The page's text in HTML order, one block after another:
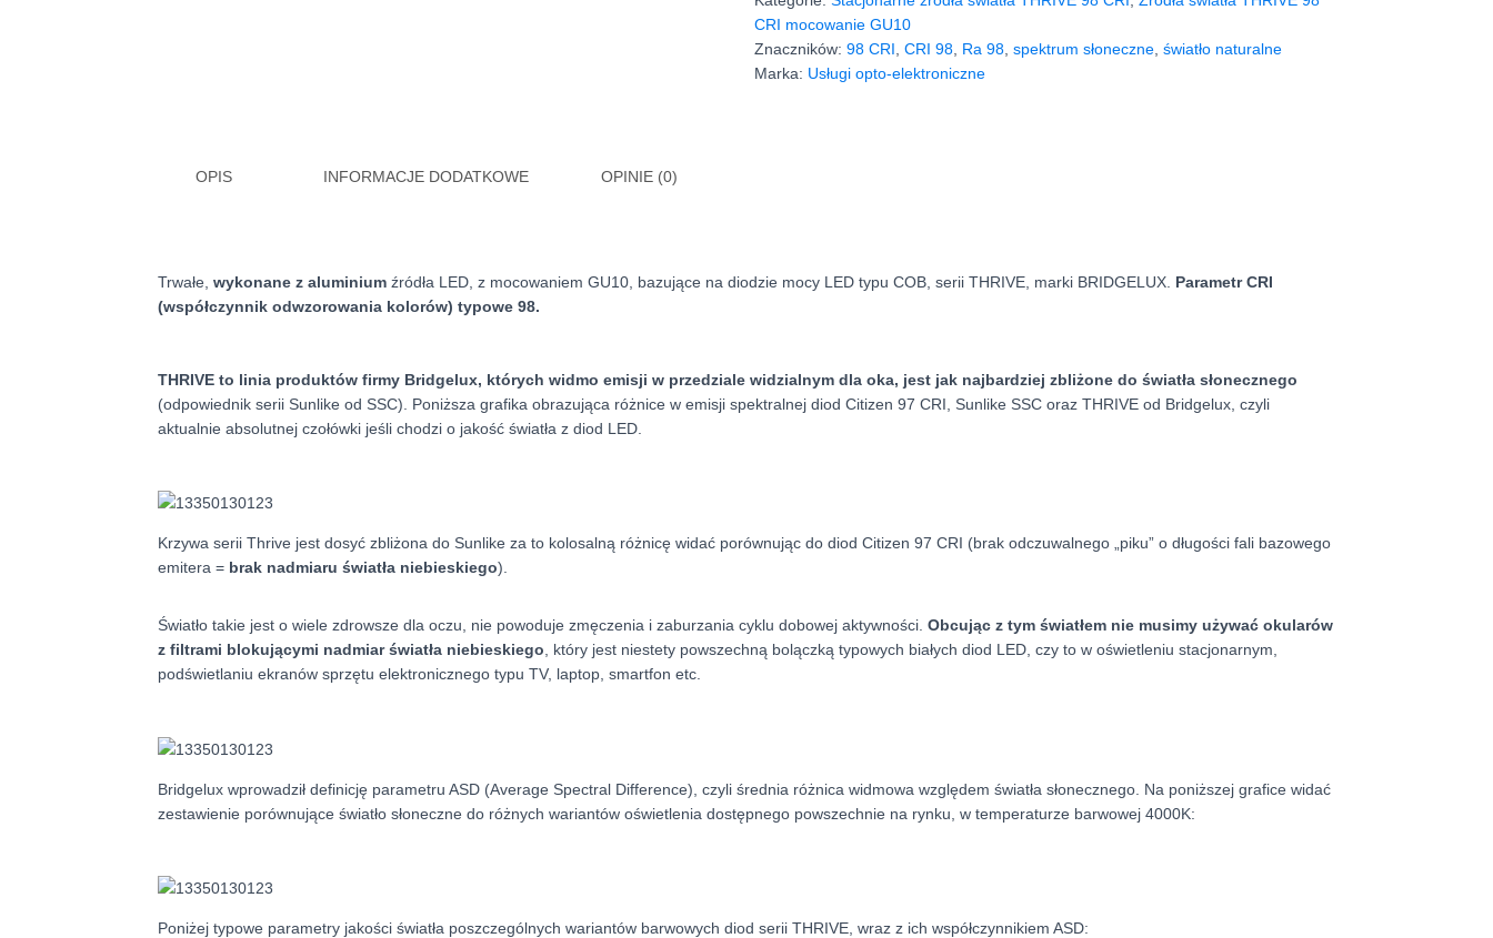
4000K
CRI
98
LED
CRI mocowanie GU10
Znaczników: 98 CRI CRI 98 Ra 98 spektrum słoneczne światło naturalne
Marka: Usługi opto-elektroniczne
OPIS INFORMACJE DODATKOWE OPINIE (0)
Trwałe, wykonane z aluminium źródła LED, z mocowaniem GU10, bazujące na diodzie mocy LED typu COB, serii THRIVE, marki BRIDGELUX. Parametr CRI
(współczynnik odwzorowania kolorów) typowe 98.
THRIVE to linia produktów firmy Bridgelux, których widmo emisji w przedziale widzialnym dla oka, jest jak najbardziej zbliżone do światła słonecznego
(odpowiednik serii Sunlike od SSC). Poniższa grafika obrazująca różnice w emisji spektralnej diod Citizen 97 CRI, Sunlike SSC oraz THRIVE od Bridgelux, czyli
aktualnie absolutnej czołówki jeśli chodzi o jakość światła z diod LED.
Krzywa serii Thrive jest dosyć zbliżona do Sunlike za to kolosalną różnicę widać porównując do diod Citizen 97 CRI (brak odczuwalnego „piku” o długości fali bazowego
emitera = brak nadmiaru światła niebieskiego).
Światło takie jest o wiele zdrowsze dla oczu, nie powoduje zmęczenia i zaburzania cyklu dobowej aktywności. Obcując z tym światłem nie musimy używać okularów
z filtrami blokującymi nadmiar światła niebieskiego, który jest niestety powszechną bolączką typowych białych diod LED, czy to w oświetleniu stacjonarnym,
podświetlaniu ekranów sprzętu elektronicznego typu TV, laptop, smartfon etc.
Bridgelux wprowadził definicję parametru ASD (Average Spectral Difference), czyli średnia różnica widmowa względem światła słonecznego. Na poniższej grafice widać
zestawienie porównujące światło słoneczne do różnych wariantów oświetlenia dostępnego powszechnie na rynku, w temperaturze barwowej 4000K:
Poniżej typowe parametry jakości światła poszczególnych wariantów barwowych diod serii THRIVE, wraz z ich współczynnikiem ASD: